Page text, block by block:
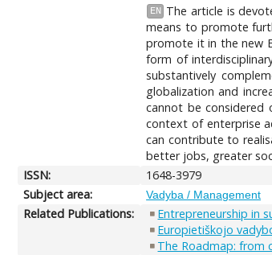
EN
The article is
means to promote
promote it in the new
form of
substantively
globalization and
cannot be considered
context of enterprise
can contribute to
better jobs, greater
ISSN:
1648-3979
Subject area:
Vadyba / Management
Related Publications: Entrepreneurship in
Europietiškojo
The Roadmap: from